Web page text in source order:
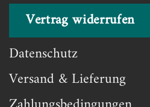
Vertrag widerrufen
Datenschutz
Versand & Lieferung